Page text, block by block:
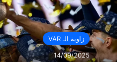
زاوية الـ VAR
14/09/2025